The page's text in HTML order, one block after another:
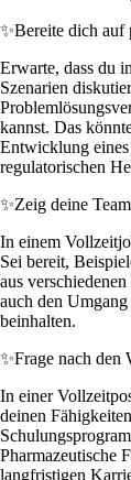
✨Bereite dich auf
Erwarte, dass du
Szenarien
kannst. Das
Entwicklung
regulatorischen
✨Zeig deine
In einem
Sei bereit,
aus
auch den
beinhalten.
✨Frage nach den
In einer
deinen
Pharmazeutische
langfristigen